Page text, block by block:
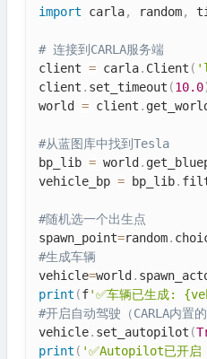
import carla, random,
# 连接到CARLA服务端
client = carla. Client (
client . set_timeout (10.0
world = client .
#从蓝图库中找到Tesla
bp_lib = world .
vehicle_bp = bp_lib.
#随机选一个出生点
spawn_point=random.
#生成车辆
vehicle=world .
print (f'✅车辆已生成:
#开启自动驾驶（CARLA内置
vehicle. set_autopilot (
print ( '✅Autopilot已开启